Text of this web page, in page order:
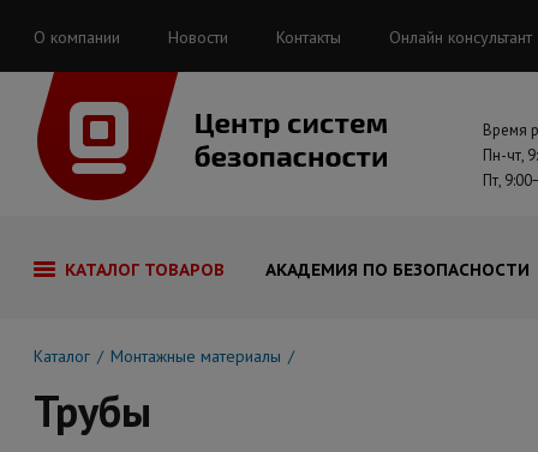
О компании Новости Контакты Онлайн консультант
Время
Пн-чт,
Пт,
КАТАЛОГ ТОВАРОВ АКАДЕМИЯ ПО БЕЗОПАСНОСТИ
Каталог Монтажные материалы
Трубы